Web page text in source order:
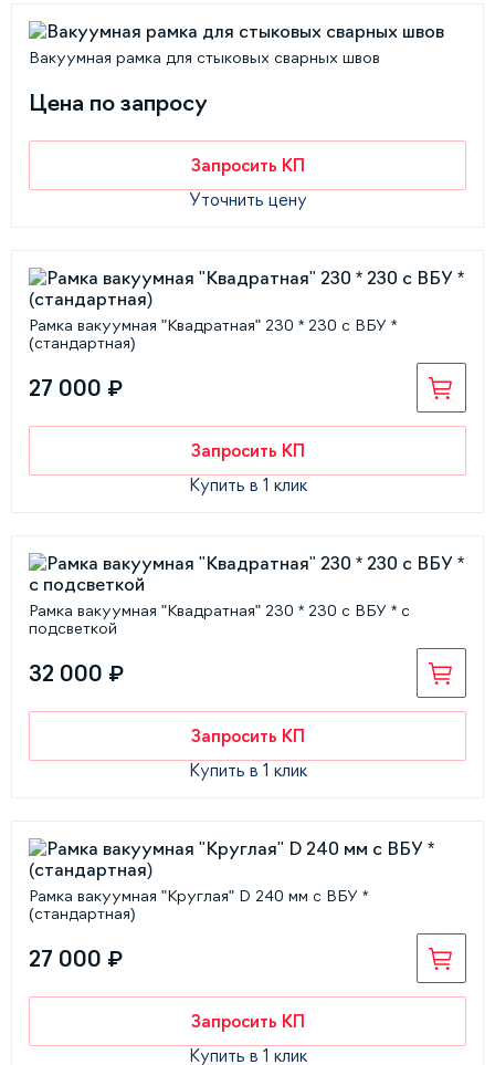
Вакуумная рамка для стыковых сварных швов
Цена по запросу
Запросить КП
Уточнить цену
Рамка вакуумная "Квадратная" 230 * 230 с ВБУ *
(стандартная)
27 000 ₽
Запросить КП
Купить в 1 клик
Рамка вакуумная "Квадратная" 230 * 230 с ВБУ * с
подсветкой
32 000 ₽
Запросить КП
Купить в 1 клик
Рамка вакуумная "Круглая" D 240 мм с ВБУ *
(стандартная)
27 000 ₽
Запросить КП
Купить в 1 клик